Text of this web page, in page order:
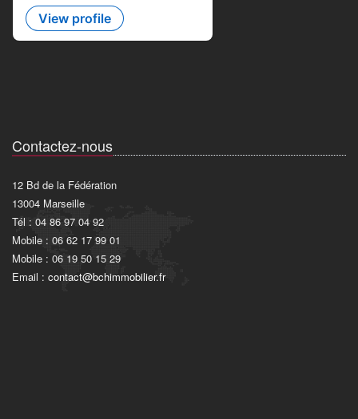
Contactez-nous
12 Bd de la Fédération
13004 Marseille
Tél : 04 86 97 04 92
Mobile : 06 62 17 99 01
Mobile : 06 19 50 15 29
Email : contact@bchimmobilier.fr